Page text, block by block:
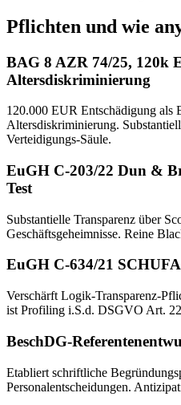
Pflichten und wie
BAG 8 AZR 74/25, 120k
Altersdiskriminierung
120.000 EUR Entschädigung als
Altersdiskriminierung.
Verteidigungs-Säule.
EuGH C-203/22 Dun &
Test
Substantielle Transparenz über
Geschäftsgeheimnisse. Reine
EuGH C-634/21 SCHUFA
Verschärft Logik-Transparenz-
ist Profiling i.S.d. DSGVO Art.
BeschDG-
Etabliert schriftliche
Personalentscheidungen.